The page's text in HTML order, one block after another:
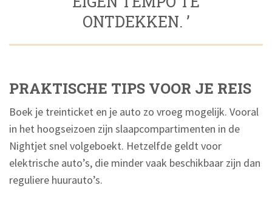
ONTDEKKEN. ’
PRAKTISCHE TIPS VOOR JE REIS
Boek je treinticket en je auto zo vroeg mogelijk. Vooral
in het hoogseizoen zijn slaapcompartimenten in de
Nightjet snel volgeboekt. Hetzelfde geldt voor
elektrische auto’s, die minder vaak beschikbaar zijn dan
reguliere huurauto’s.